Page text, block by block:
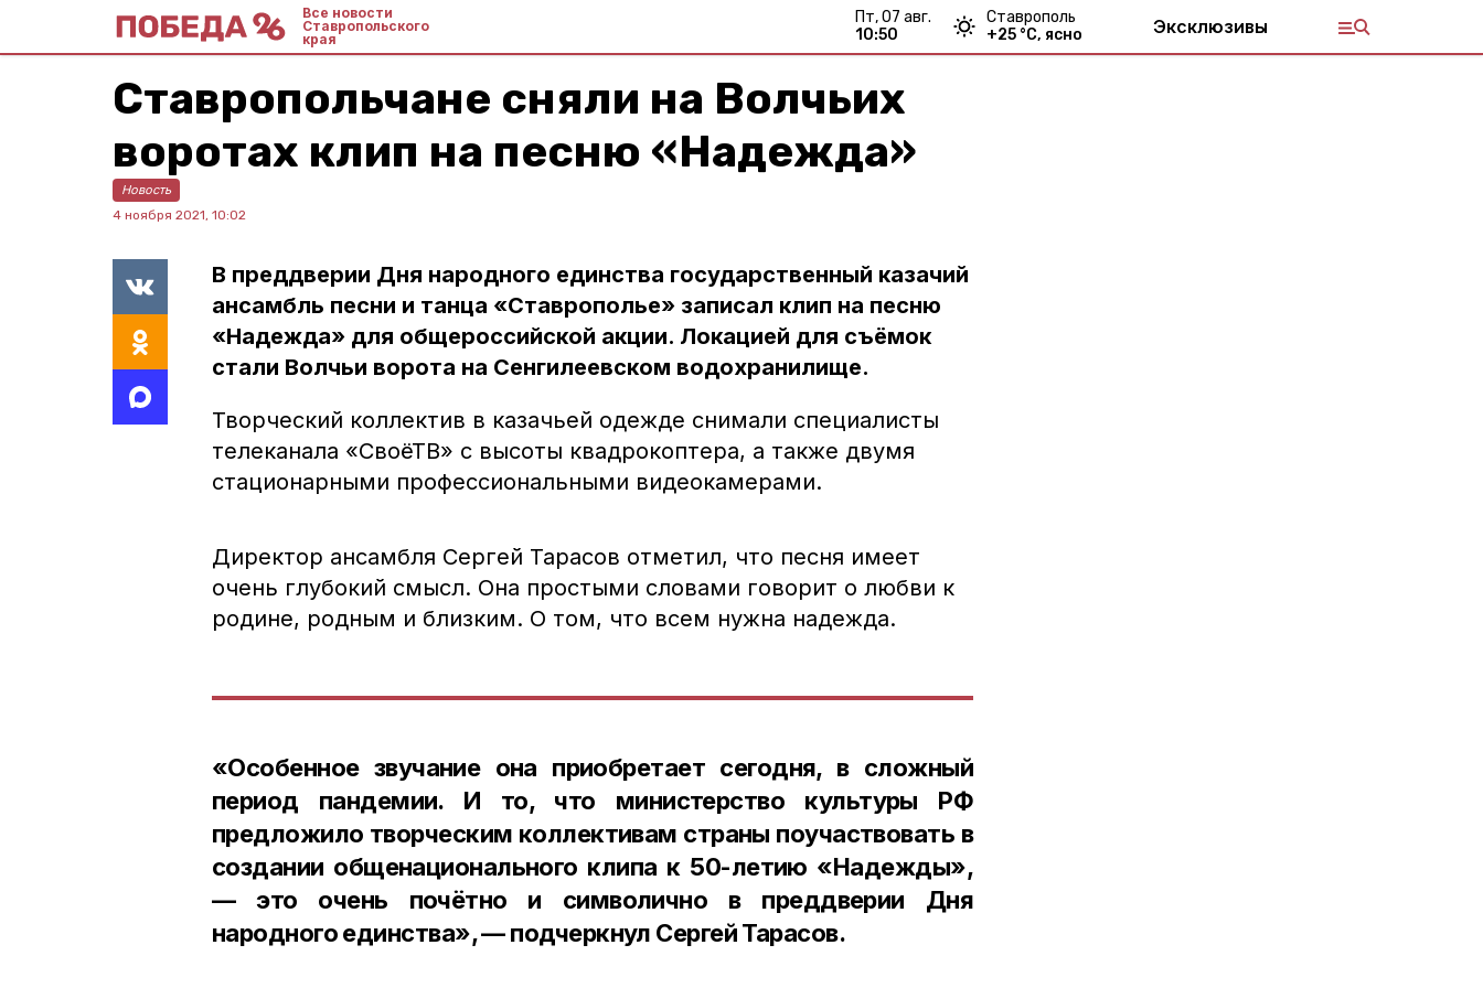
Все новости
Ставропольского
края
пт, 07 авг.
10:50
Ставрополь
+25 °С, ясно Эксклюзивы
Ставропольчане сняли на Волчьих
воротах клип на песню «Надежда»
Новость
4 ноября 2021, 10:02
В преддверии Дня народного единства государственный казачий
ансамбль песни и танца «Ставрополье» записал клип на песню
«Надежда» для общероссийской акции. Локацией для съёмок
стали Волчьи ворота на Сенгилеевском водохранилище.
Творческий коллектив в казачьей одежде снимали специалисты
телеканала «СвоёТВ» с высоты квадрокоптера, а также двумя
стационарными профессиональными видеокамерами.
Директор ансамбля Сергей Тарасов отметил, что песня имеет
очень глубокий смысл. Она простыми словами говорит о любви к
родине, родным и близким. О том, что всем нужна надежда.
«Особенное звучание она приобретает сегодня, в сложный
период пандемии. И то, что министерство культуры РФ
предложило творческим коллективам страны поучаствовать в
создании общенационального клипа к 50-летию «Надежды»,
— это очень почётно и символично в преддверии Дня
народного единства», — подчеркнул Сергей Тарасов.